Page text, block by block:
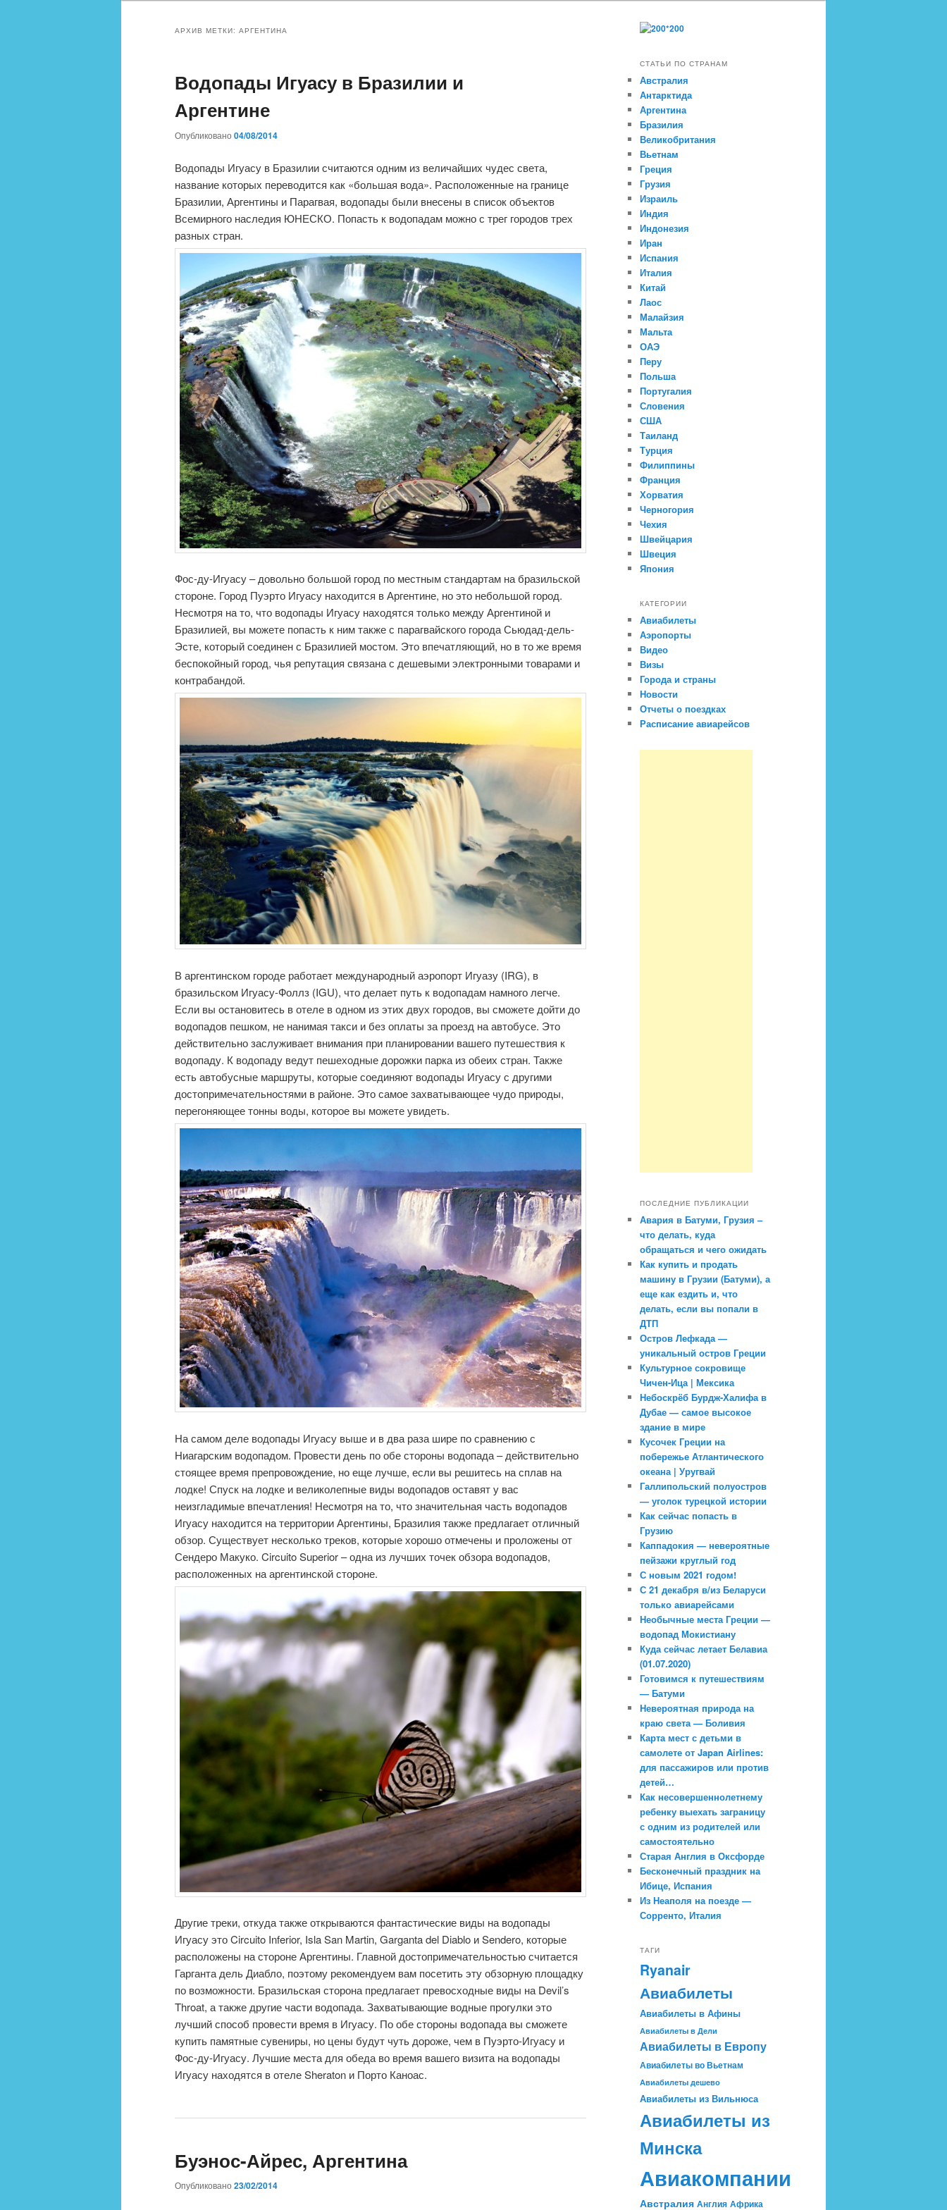
АРХИВ МЕТКИ: АРГЕНТИНА
Водопады Игуасу в Бразилии и
Аргентине
Опубликовано 04/08/2014
Водопады Игуасу в Бразилии считаются одним из величайших чудес света,
название которых переводится как «большая вода». Расположенные на границе
Бразилии, Аргентины и Парагвая, водопады были внесены в список объектов
Всемирного наследия ЮНЕСКО. Попасть к водопадам можно с трег городов трех
разных стран.
Фос-ду-Игуасу – довольно большой город по местным стандартам на бразильской
стороне. Город Пуэрто Игуасу находится в Аргентине, но это небольшой город.
Несмотря на то, что водопады Игуасу находятся только между Аргентиной и
Бразилией, вы можете попасть к ним также с парагвайского города Сьюдад-дель-
Эсте, который соединен с Бразилией мостом. Это впечатляющий, но в то же время
беспокойный город, чья репутация связана с дешевыми электронными товарами и
контрабандой.
В аргентинском городе работает международный аэропорт Игуазу (IRG), в
бразильском Игуасу-Фоллз (IGU), что делает путь к водопадам намного легче.
Если вы остановитесь в отеле в одном из этих двух городов, вы сможете дойти до
водопадов пешком, не нанимая такси и без оплаты за проезд на автобусе. Это
действительно заслуживает внимания при планировании вашего путешествия к
водопаду. К водопаду ведут пешеходные дорожки парка из обеих стран. Также
есть автобусные маршруты, которые соединяют водопады Игуасу с другими
достопримечательностями в районе. Это самое захватывающее чудо природы,
перегоняющее тонны воды, которое вы можете увидеть.
На самом деле водопады Игуасу выше и в два раза шире по сравнению с
Ниагарским водопадом. Провести день по обе стороны водопада – действительно
стоящее время препровождение, но еще лучше, если вы решитесь на сплав на
лодке! Спуск на лодке и великолепные виды водопадов оставят у вас
неизгладимые впечатления! Несмотря на то, что значительная часть водопадов
Игуасу находится на территории Аргентины, Бразилия также предлагает отличный
обзор. Существует несколько треков, которые хорошо отмечены и проложены от
Сендеро Макуко. Circuito Superior – одна из лучших точек обзора водопадов,
расположенных на аргентинской стороне.
Другие треки, откуда также открываются фантастические виды на водопады
Игуасу это Circuito Inferior, Isla San Martin, Garganta del Diablo и Sendero, которые
расположены на стороне Аргентины. Главной достопримечательностью считается
Гарганта дель Диабло, поэтому рекомендуем вам посетить эту обзорную площадку
по возможности. Бразильская сторона предлагает превосходные виды на Devil’s
Throat, а также другие части водопада. Захватывающие водные прогулки это
лучший способ провести время в Игуасу. По обе стороны водопада вы сможете
купить памятные сувениры, но цены будут чуть дороже, чем в Пуэрто-Игуасу и
Фос-ду-Игуасу. Лучшие места для обеда во время вашего визита на водопады
Игуасу находятся в отеле Sheraton и Порто Каноас.
Буэнос-Айрес, Аргентина
Опубликовано 23/02/2014
СТАТЬИ ПО СТРАНАМ
Австралия
Антарктида
Аргентина
Бразилия
Великобритания
Вьетнам
Греция
Грузия
Израиль
Индия
Индонезия
Иран
Испания
Италия
Китай
Лаос
Малайзия
Мальта
ОАЭ
Перу
Польша
Португалия
Словения
США
Таиланд
Турция
Филиппины
Франция
Хорватия
Черногория
Чехия
Швейцария
Швеция
Япония
КАТЕГОРИИ
Авиабилеты
Аэропорты
Видео
Визы
Города и страны
Новости
Отчеты о поездках
Расписание авиарейсов
ПОСЛЕДНИЕ ПУБЛИКАЦИИ
Авария в Батуми, Грузия –
что делать, куда
обращаться и чего ожидать
Как купить и продать
машину в Грузии (Батуми), а
еще как ездить и, что
делать, если вы попали в
ДТП
Остров Лефкада —
уникальный остров Греции
Культурное сокровище
Чичен-Ица | Мексика
Небоскрёб Бурдж-Халифа в
Дубае — самое высокое
здание в мире
Кусочек Греции на
побережье Атлантического
океана | Уругвай
Галлипольский полуостров
— уголок турецкой истории
Как сейчас попасть в
Грузию
Каппадокия — невероятные
пейзажи круглый год
С новым 2021 годом!
С 21 декабря в/из Беларуси
только авиарейсами
Необычные места Греции —
водопад Мокистиану
Куда сейчас летает Белавиа
(01.07.2020)
Готовимся к путешествиям
— Батуми
Невероятная природа на
краю света — Боливия
Карта мест с детьми в
самолете от Japan Airlines:
для пассажиров или против
детей…
Как несовершеннолетнему
ребенку выехать заграницу
с одним из родителей или
самостоятельно
Старая Англия в Оксфорде
Бесконечный праздник на
Ибице, Испания
Из Неаполя на поезде —
Сорренто, Италия
ТАГИ
Ryanair
Авиабилеты
Авиабилеты в Афины
Авиабилеты в Дели
Авиабилеты в Европу
Авиабилеты во Вьетнам
Авиабилеты дешево
Авиабилеты из Вильнюса
Авиабилеты из
Минска
Авиакомпании
Австралия Англия Африка